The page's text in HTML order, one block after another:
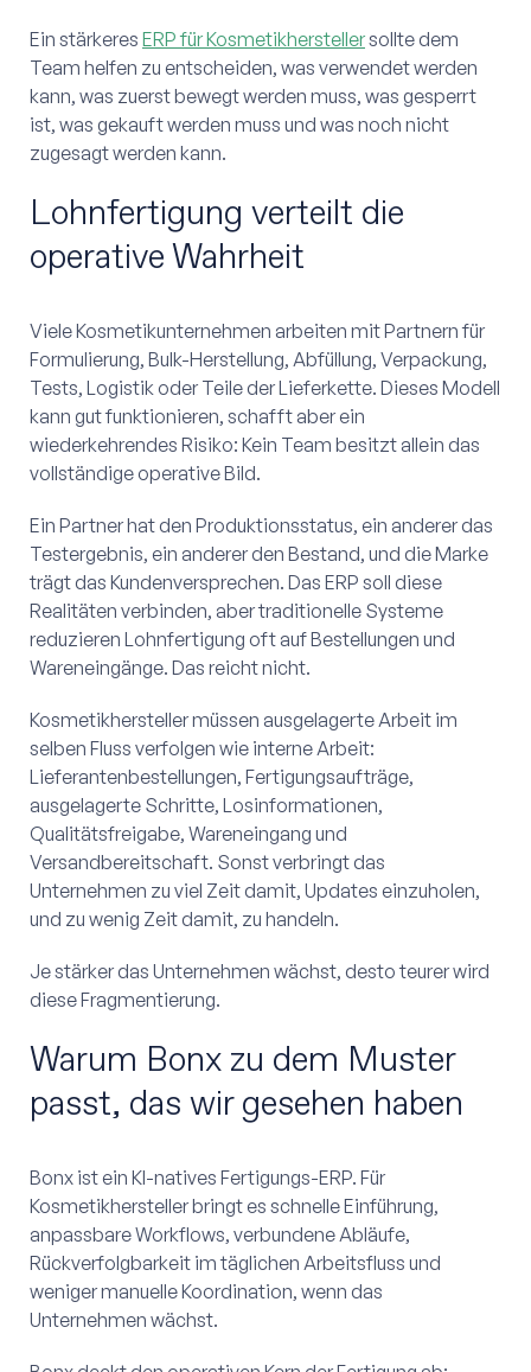
Ein stärkeres ERP für Kosmetikherstellersollte dem
Team helfen zu entscheiden, was verwendet werden
kann, was zuerst bewegt werden muss, was gesperrt
ist, was gekauft werden muss und was noch nicht
zugesagt werden kann.
Lohnfertigung verteilt die
operative Wahrheit
Viele Kosmetikunternehmen arbeiten mit Partnern für
Formulierung, Bulk-Herstellung, Abfüllung, Verpackung,
Tests, Logistik oder Teile der Lieferkette. Dieses Modell
kann gut funktionieren, schafft aber ein
wiederkehrendes Risiko: Kein Team besitzt allein das
vollständige operative Bild.
Ein Partner hat den Produktionsstatus, ein anderer das
Testergebnis, ein anderer den Bestand, und die Marke
trägt das Kundenversprechen. Das ERP soll diese
Realitäten verbinden, aber traditionelle Systeme
reduzieren Lohnfertigung oft auf Bestellungen und
Wareneingänge. Das reicht nicht.
Kosmetikhersteller müssen ausgelagerte Arbeit im
selben Fluss verfolgen wie interne Arbeit:
Lieferantenbestellungen, Fertigungsaufträge,
ausgelagerte Schritte, Losinformationen,
Qualitätsfreigabe, Wareneingang und
Versandbereitschaft. Sonst verbringt das
Unternehmen zu viel Zeit damit, Updates einzuholen,
und zu wenig Zeit damit, zu handeln.
Je stärker das Unternehmen wächst, desto teurer wird
diese Fragmentierung.
Warum Bonx zu dem Muster
passt, das wir gesehen haben
Bonx ist ein KI-natives Fertigungs-ERP. Für
Kosmetikhersteller bringt es schnelle Einführung,
anpassbare Workflows, verbundene Abläufe,
Rückverfolgbarkeit im täglichen Arbeitsfluss und
weniger manuelle Koordination, wenn das
Unternehmen wächst.